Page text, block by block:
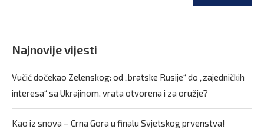
Najnovije vijesti
Vučić dočekao Zelenskog: od „bratske Rusije“ do „zajedničkih
interesa“ sa Ukrajinom, vrata otvorena i za oružje?
Kao iz snova – Crna Gora u finalu Svjetskog prvenstva!